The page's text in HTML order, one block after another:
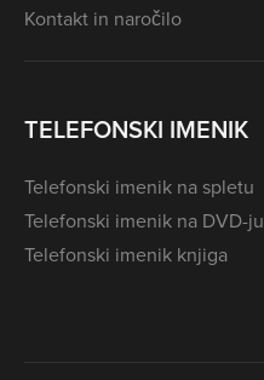
Kontakt in naročilo
TELEFONSKI IMENIK
Telefonski imenik na spletu
Telefonski imenik na DVD-ju
Telefonski imenik knjiga